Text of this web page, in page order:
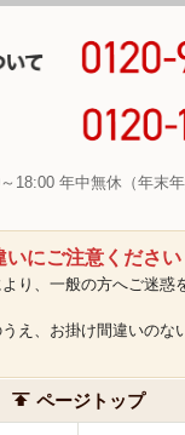
18:00 年中無休（年末年
いにご注意ください
り、一般の方へご迷惑
え、お掛け間違いのな
ページトップ